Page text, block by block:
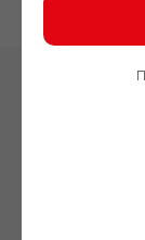
П